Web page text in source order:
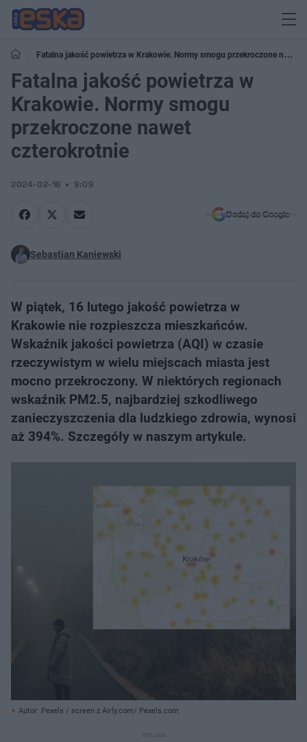
Fatalna jakość powietrza w Krakowie. Normy smogu przekroczone nawet
czterokrotnie
Fatalna jakość powietrza w
Krakowie. Normy smogu
przekroczone nawet
czterokrotnie
2024-02-16 9:09
Dodaj do Google
Sebastian Kaniewski
W piątek, 16 lutego jakość powietrza w
Krakowie nie rozpieszcza mieszkańców.
Wskaźnik jakości powietrza (AQI) w czasie
rzeczywistym w wielu miejscach miasta jest
mocno przekroczony. W niektórych regionach
wskaźnik PM2.5, najbardziej szkodliwego
zanieczyszczenia dla ludzkiego zdrowia, wynosi
aż 394%. Szczegóły w naszym artykule.
Autor: Pexels / screen z Airly.com/ Pexels.com